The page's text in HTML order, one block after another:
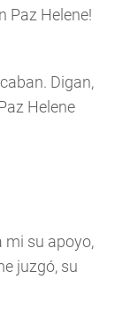
Paz Helene!
Digan,
Helene
mi su apoyo,
juzgó, su